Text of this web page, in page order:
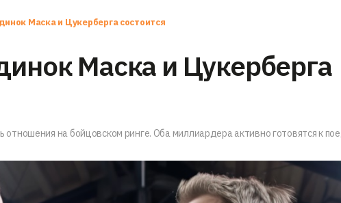
Маска и Цукерберга состоится
Маска и Цукерберга
на бойцовском ринге. Оба миллиардера активно готовятся к